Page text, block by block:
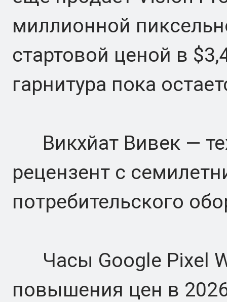
миллионной
стартовой ценой в
гарнитура пока
Викхйат Вивек —
рецензент с
потребительского
Часы Google Pixel
повышения цен в